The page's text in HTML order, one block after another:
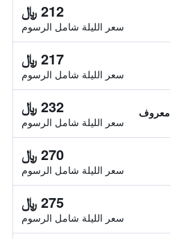
212 ﷼
سعر الليلة شامل الرسوم
217 ﷼
سعر الليلة شامل الرسوم
معروف 232 ﷼
سعر الليلة شامل الرسوم
270 ﷼
سعر الليلة شامل الرسوم
275 ﷼
سعر الليلة شامل الرسوم